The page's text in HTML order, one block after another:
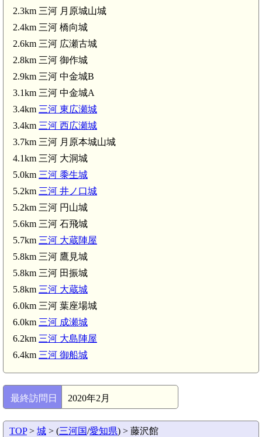
三河 中金城B(2.9km)
河 中金城A(3.1km)
2.3km 三河 月原城山城
2.4km 三河 橋向城
2.6km 三河 広瀬古城
2.8km 三河 御作城
2.9km 三河 中金城B
3.1km 三河 中金城A
3.4km 三河 東広瀬城
3.4km 三河 西広瀬城
3.7km 三河 月原本城山城
4.1km 三河 大洞城
5.0km 三河 黍生城
5.2km 三河 井ノ口城
5.2km 三河 円山城
5.6km 三河 石飛城
5.7km 三河 大蔵陣屋
5.8km 三河 鷹見城
5.8km 三河 田振城
5.8km 三河 大蔵城
6.0km 三河 葉座場城
6.0km 三河 成瀬城
6.2km 三河 大島陣屋
6.4km 三河 御船城
最終訪問日 2020年2月
TOP> 城 > (三河国/愛知県) > 藤沢館